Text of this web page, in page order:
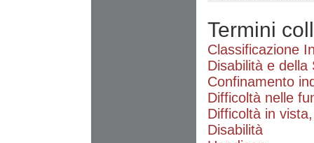
Termini
Classificazione
Disabilità e della
Confinamento
Difficoltà nelle
Difficoltà in
Disabilità